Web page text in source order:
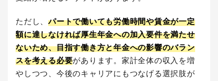
ただし、パートで働いても労働時間や賃金が一定
額に達しなければ厚生年金への加入要件を満たせ
ないため、目指す働き方と年金への影響のバラン
スを考える必要があります。家計全体の収入を増
やしつつ、今後のキャリアにもつなげる選択肢が